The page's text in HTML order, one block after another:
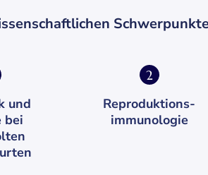
und
bei
2
Reproduktions-
immunologie